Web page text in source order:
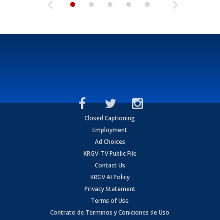
Closed Captioning
Employment
Ad Choices
KRGV-TV Public File
Contact Us
KRGV AI Policy
Privacy Statement
Terms of Use
Contrato de Terminos y Coniciones de Uso